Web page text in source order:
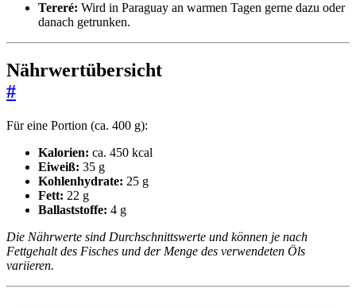
Tereré: Wird in Paraguay an warmen Tagen gerne dazu oder
danach getrunken.
Nährwertübersicht
#
Für eine Portion (ca. 400 g):
Kalorien: ca. 450 kcal
Eiweiß: 35 g
Kohlenhydrate: 25 g
Fett: 22 g
Ballaststoffe: 4 g
Die Nährwerte sind Durchschnittswerte und können je nach
Fettgehalt des Fisches und der Menge des verwendeten Öls
variieren.